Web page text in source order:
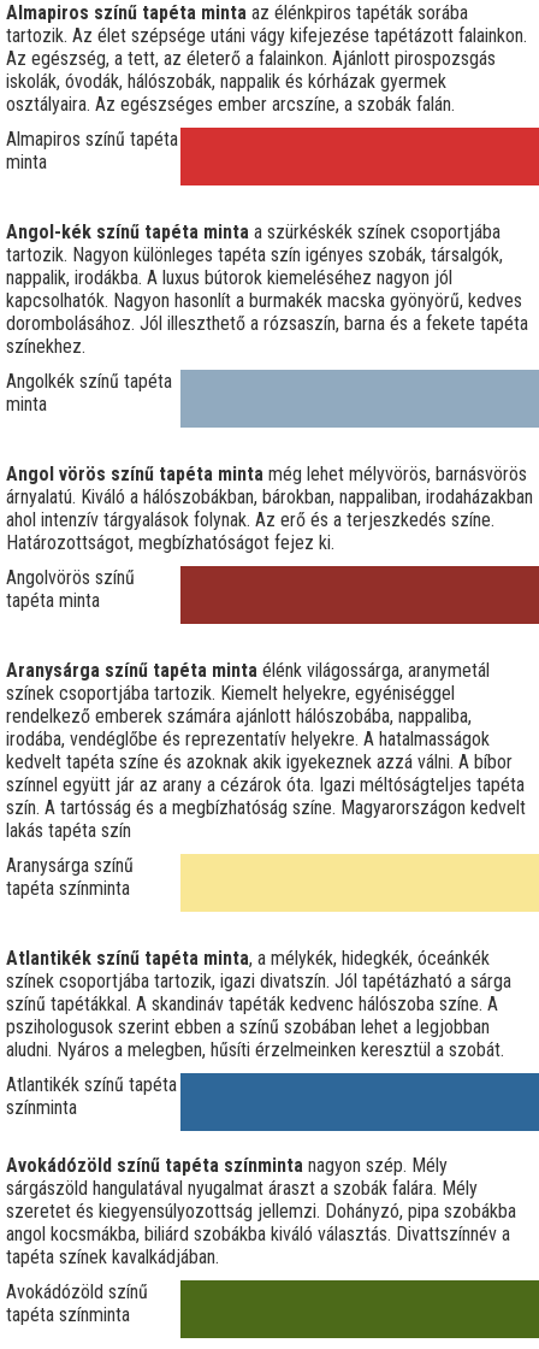
Almapiros színű tapéta minta az élénkpiros tapéták sorába
tartozik. Az élet szépsége utáni vágy kifejezése tapétázott falainkon.
Az egészség, a tett, az életerő a falainkon. Ajánlott pirospozsgás
iskolák, óvodák, hálószobák, nappalik és kórházak gyermek
osztályaira. Az egészséges ember arcszíne, a szobák falán.
Almapiros színű tapéta
minta
Angol-kék színű tapéta minta a szürkéskék színek csoportjába
tartozik. Nagyon különleges tapéta szín igényes szobák, társalgók,
nappalik, irodákba. A luxus bútorok kiemeléséhez nagyon jól
kapcsolhatók. Nagyon hasonlít a burmakék macska gyönyörű, kedves
dorombolásához. Jól illeszthető a rózsaszín, barna és a fekete tapéta
színekhez.
Angolkék színű tapéta
minta
Angol vörös színű tapéta minta még lehet mélyvörös, barnásvörös
árnyalatú. Kiváló a hálószobákban, bárokban, nappaliban, irodaházakban
ahol intenzív tárgyalások folynak. Az erő és a terjeszkedés színe.
Határozottságot, megbízhatóságot fejez ki.
Angolvörös színű
tapéta minta
Aranysárga színű tapéta minta élénk világossárga, aranymetál
színek csoportjába tartozik. Kiemelt helyekre, egyéniséggel
rendelkező emberek számára ajánlott hálószobába, nappaliba,
irodába, vendéglőbe és reprezentatív helyekre. A hatalmasságok
kedvelt tapéta színe és azoknak akik igyekeznek azzá válni. A bíbor
színnel együtt jár az arany a cézárok óta. Igazi méltóságteljes tapéta
szín. A tartósság és a megbízhatóság színe. Magyarországon kedvelt
lakás tapéta szín
Aranysárga színű
tapéta színminta
Atlantikék színű tapéta minta, a mélykék, hidegkék, óceánkék
színek csoportjába tartozik, igazi divatszín. Jól tapétázható a sárga
színű tapétákkal. A skandináv tapéták kedvenc hálószoba színe. A
pszihologusok szerint ebben a színű szobában lehet a legjobban
aludni. Nyáros a melegben, hűsíti érzelmeinken keresztül a szobát.
Atlantikék színű tapéta
színminta
Avokádózöld színű tapéta színminta nagyon szép. Mély
sárgászöld hangulatával nyugalmat áraszt a szobák falára. Mély
szeretet és kiegyensúlyozottság jellemzi. Dohányzó, pipa szobákba
angol kocsmákba, biliárd szobákba kiváló választás. Divattszínnév a
tapéta színek kavalkádjában.
Avokádózöld színű
tapéta színminta